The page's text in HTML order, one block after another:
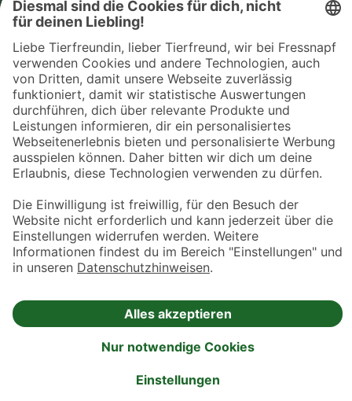
© 2026 Fressnapf Tiernahrungs GmbH
Westpreußenstraße 32-38
47809 Krefeld
Impressum
Datenschutz­hinweise
Cookies
AGB
Entdecke Fressnapf
Tierversicherung
GPS-Tracker
Fressnapf Salon
Online-Shop